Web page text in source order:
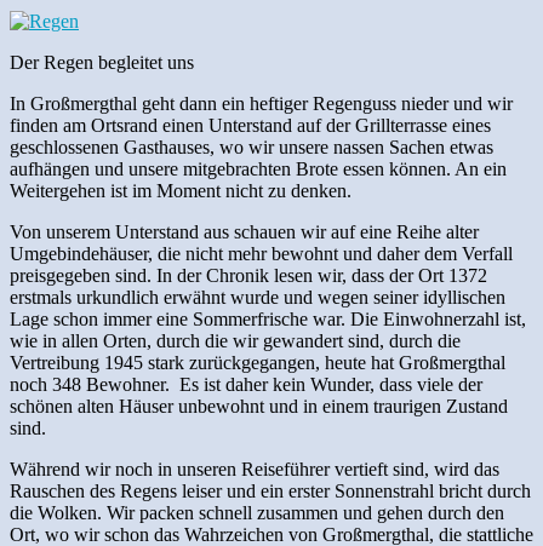
Der Regen begleitet uns
In Großmergthal geht dann ein heftiger Regenguss nieder und wir
finden am Ortsrand einen Unterstand auf der Grillterrasse eines
geschlossenen Gasthauses, wo wir unsere nassen Sachen etwas
aufhängen und unsere mitgebrachten Brote essen können. An ein
Weitergehen ist im Moment nicht zu denken.
Von unserem Unterstand aus schauen wir auf eine Reihe alter
Umgebindehäuser, die nicht mehr bewohnt und daher dem Verfall
preisgegeben sind. In der Chronik lesen wir, dass der Ort 1372
erstmals urkundlich erwähnt wurde und wegen seiner idyllischen
Lage schon immer eine Sommerfrische war. Die Einwohnerzahl ist,
wie in allen Orten, durch die wir gewandert sind, durch die
Vertreibung 1945 stark zurückgegangen, heute hat Großmergthal
noch 348 Bewohner. Es ist daher kein Wunder, dass viele der
schönen alten Häuser unbewohnt und in einem traurigen Zustand
sind.
Während wir noch in unseren Reiseführer vertieft sind, wird das
Rauschen des Regens leiser und ein erster Sonnenstrahl bricht durch
die Wolken. Wir packen schnell zusammen und gehen durch den
Ort, wo wir schon das Wahrzeichen von Großmergthal, die stattliche